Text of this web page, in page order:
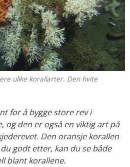
ulike korallarter. Den hvite
for å bygge store rev i
og den er også en viktig art på
Den oransje korallen
godt etter, kan du se både
blant korallene.